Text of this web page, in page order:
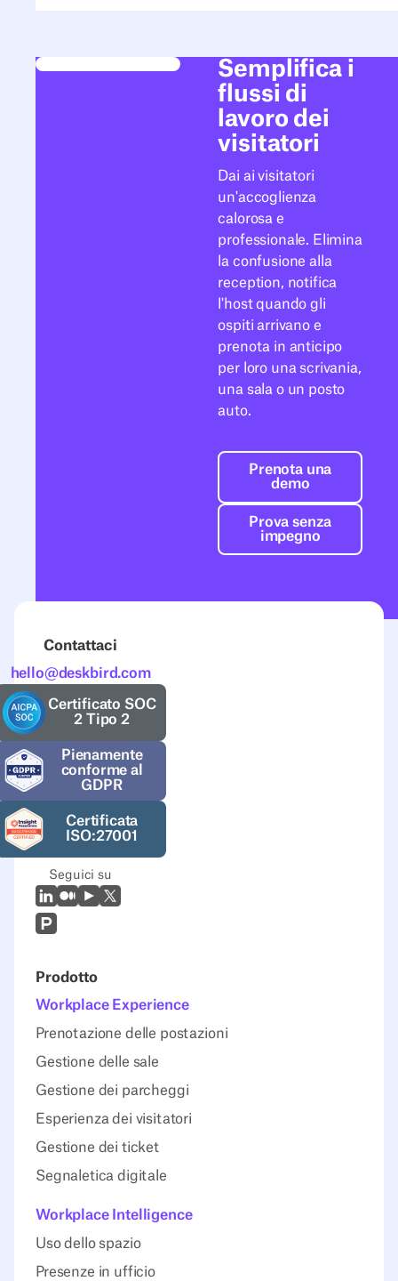
Semplifica i
flussi di
lavoro dei
visitatori
Dai ai visitatori
un'accoglienza
calorosa e
professionale. Elimina
la confusione alla
reception, notifica
l'host quando gli
ospiti arrivano e
prenota in anticipo
per loro una scrivania,
una sala o un posto
auto.
Prenota una
Prenota una
demo
Prova senza
Prova senza
impegno
Contattaci
hello@deskbird.com
Certificato SOC
2 Tipo 2
Pienamente
conforme al
GDPR
Certificata
ISO:27001
Seguici su
LinkedIn
MedioYoutubeX (Twitter)
Prodcut Hunt
Prodotto
Workplace Experience
Prenotazione delle postazioni
Gestione delle sale
Gestione dei parcheggi
Esperienza dei visitatori
Gestione dei ticket
Segnaletica digitale
Workplace Intelligence
Uso dello spazio
Presenze in ufficio